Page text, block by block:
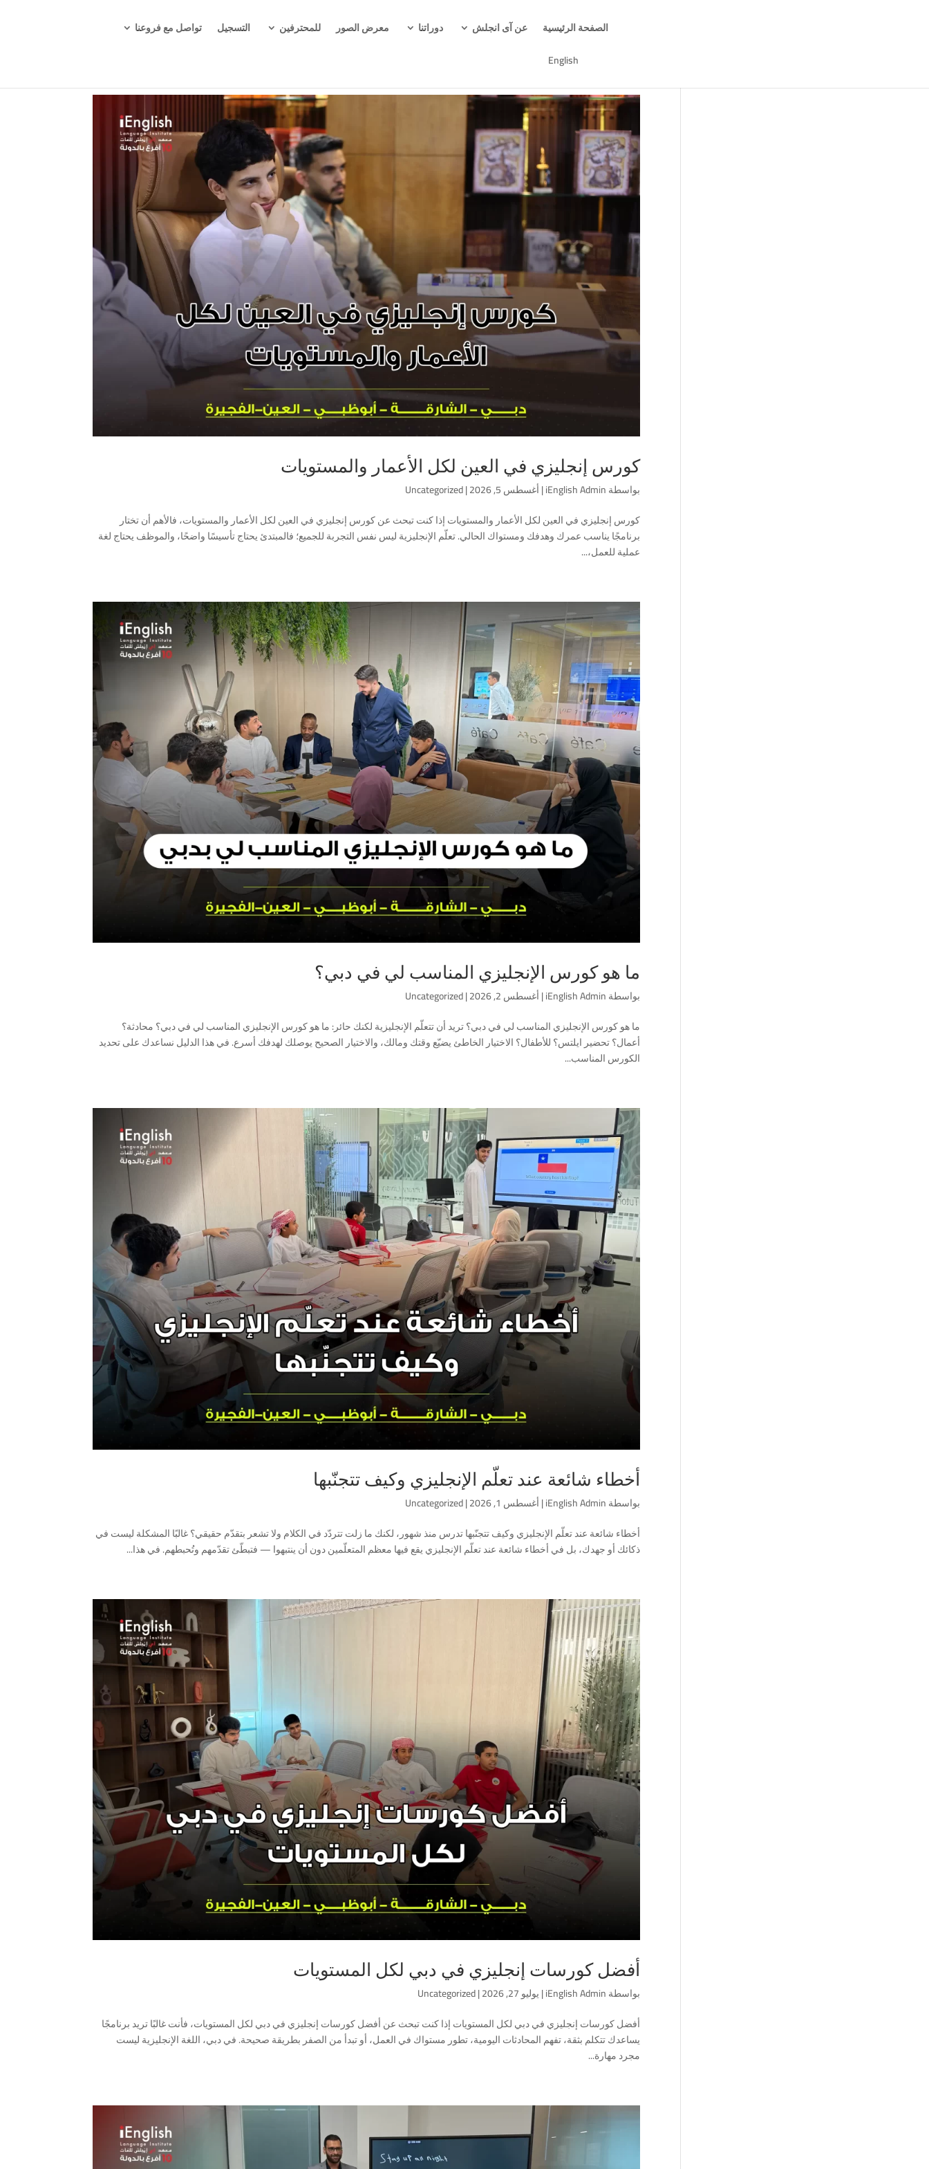
الصفحة الرئيسية عن آى انجلش دوراتنا معرض الصور للمحترفين التسجيل
تواصل مع فروعنا
English
كورس إنجليزي في العين لكل الأعمار والمستويات
بواسطةiEnglish Admin
|أغسطس 5, 2026 |
Uncategorized
كورس إنجليزي في العين لكل الأعمار والمستويات إذا كنت تبحث عن كورس إنجليزي في العين لكل الأعمار والمستويات، فالأهم أن تختار
برنامجًا يناسب عمرك وهدفك ومستواك الحالي. تعلّم الإنجليزية ليس نفس التجربة للجميع؛ فالمبتدئ يحتاج تأسيسًا واضحًا، والموظف يحتاج لغة
عملية للعمل،...
ما هو كورس الإنجليزي المناسب لي في دبي؟
بواسطةiEnglish Admin
|أغسطس 2, 2026 |
Uncategorized
ما هو كورس الإنجليزي المناسب لي في دبي؟ تريد أن تتعلّم الإنجليزية لكنك حائر: ما هو كورس الإنجليزي المناسب لي في دبي؟ محادثة؟
أعمال؟ تحضير ايلتس؟ للأطفال؟ الاختيار الخاطئ يضيّع وقتك ومالك، والاختيار الصحيح يوصلك لهدفك أسرع. في هذا الدليل نساعدك على تحديد
الكورس المناسب...
أخطاء شائعة عند تعلّم الإنجليزي وكيف تتجنّبها
بواسطةiEnglish Admin
|أغسطس 1, 2026 |
Uncategorized
أخطاء شائعة عند تعلّم الإنجليزي وكيف تتجنّبها تدرس منذ شهور، لكنك ما زلت تتردّد في الكلام ولا تشعر بتقدّم حقيقي؟ غالبًا المشكلة ليست في
ذكائك أو جهدك، بل في أخطاء شائعة عند تعلّم الإنجليزي يقع فيها معظم المتعلّمين دون أن ينتبهوا — فتبطّئ تقدّمهم وتُحبطهم. في هذا...
أفضل كورسات إنجليزي في دبي لكل المستويات
بواسطةiEnglish Admin
|يوليو 27, 2026 |
Uncategorized
أفضل كورسات إنجليزي في دبي لكل المستويات إذا كنت تبحث عن أفضل كورسات إنجليزي في دبي لكل المستويات، فأنت غالبًا تريد برنامجًا
يساعدك تتكلم بثقة، تفهم المحادثات اليومية، تطور مستواك في العمل، أو تبدأ من الصفر بطريقة صحيحة. في دبي، اللغة الإنجليزية ليست
مجرد مهارة...